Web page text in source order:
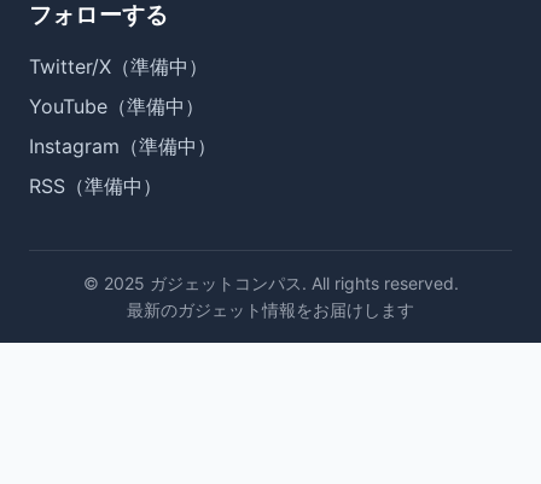
フォローする
Twitter/X（準備中）
YouTube（準備中）
Instagram（準備中）
RSS（準備中）
© 2025 ガジェットコンパス. All rights reserved.
最新のガジェット情報をお届けします